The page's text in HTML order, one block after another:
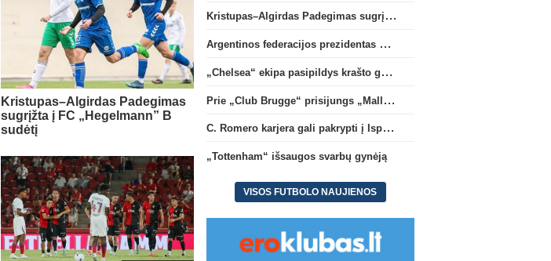
Kristupas–Algirdas Padegimas
sugrįžta į FC „Hegelmann” B
sudėtį
Kristupas–Algirdas Padegimas sugrįžta į FC „Hegelmann” B sudėtį
Argentinos federacijos prezidentas C. Tapia negailėjo pagyrų G. Infantino
„Chelsea“ ekipa pasipildys krašto gynėju P. Chavarria
Prie „Club Brugge“ prisijungs „Mallorca“ klube atsiskleidęs J. Virgili
C. Romero karjera gali pakrypti į Ispaniją
„Tottenham“ išsaugos svarbų gynėją
VISOS FUTBOLO NAUJIENOS